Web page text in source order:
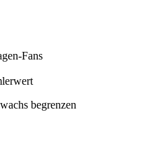
Fans
begrenzen